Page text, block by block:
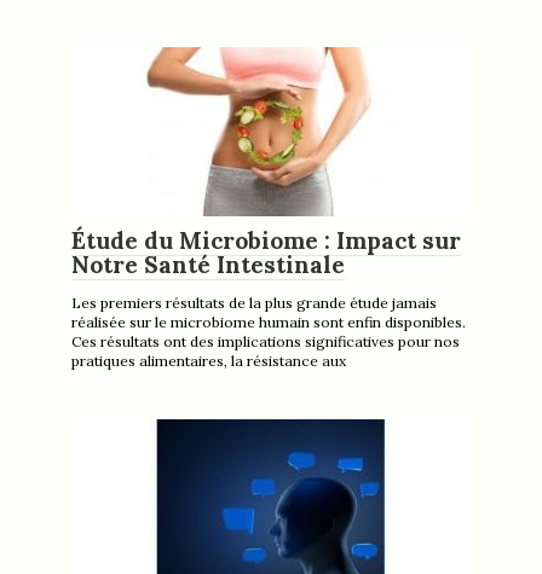
Étude du Microbiome : Impact sur
Notre Santé Intestinale
Les premiers résultats de la plus grande étude jamais
réalisée sur le microbiome humain sont enfin disponibles.
Ces résultats ont des implications significatives pour nos
pratiques alimentaires, la résistance aux